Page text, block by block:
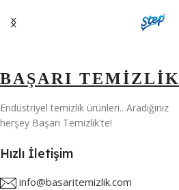
BAŞARI TEMİZLİK
Endüstriyel temizlik ürünleri.. Aradığınız
herşey Başarı Temizlik'te!
Hızlı İletişim
info@basaritemizlik.com